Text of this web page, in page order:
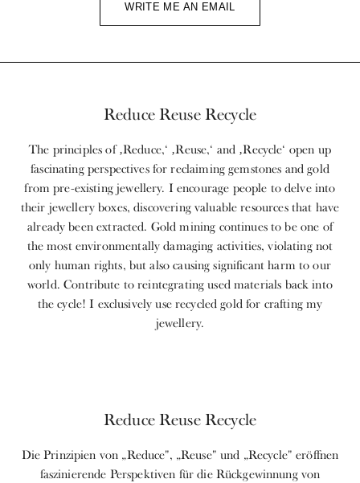
WRITE ME AN EMAIL
Reduce Reuse Recycle
The principles of ‚Reduce,‘ ‚Reuse,‘ and ‚Recycle‘ open up
fascinating perspectives for reclaiming gemstones and gold
from pre-existing jewellery. I encourage people to delve into
their jewellery boxes, discovering valuable resources that have
already been extracted. Gold mining continues to be one of
the most environmentally damaging activities, violating not
only human rights, but also causing significant harm to our
world. Contribute to reintegrating used materials back into
the cycle! I exclusively use recycled gold for crafting my
jewellery.
Reduce Reuse Recycle
Die Prinzipien von „Reduce", „Reuse" und „Recycle" eröffnen
faszinierende Perspektiven für die Rückgewinnung von